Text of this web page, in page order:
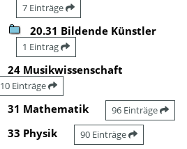
7 Einträge
20.31 Bildende Künstler
1 Eintrag
24 Musikwissenschaft
10 Einträge
31 Mathematik 96 Einträge
33 Physik 90 Einträge